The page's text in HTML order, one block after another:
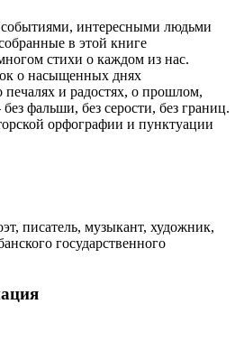
интересными людьми
в этой книге
стихи о каждом из нас.
о насыщенных днях
и радостях, о прошлом,
фальши, без серости, без границ.
орфографии и пунктуации
писатель, музыкант, художник,
государственного